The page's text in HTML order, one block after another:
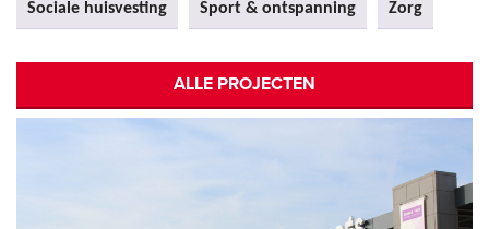
Sociale huisvesting Sport & ontspanning Zorg
ALLE PROJECTEN